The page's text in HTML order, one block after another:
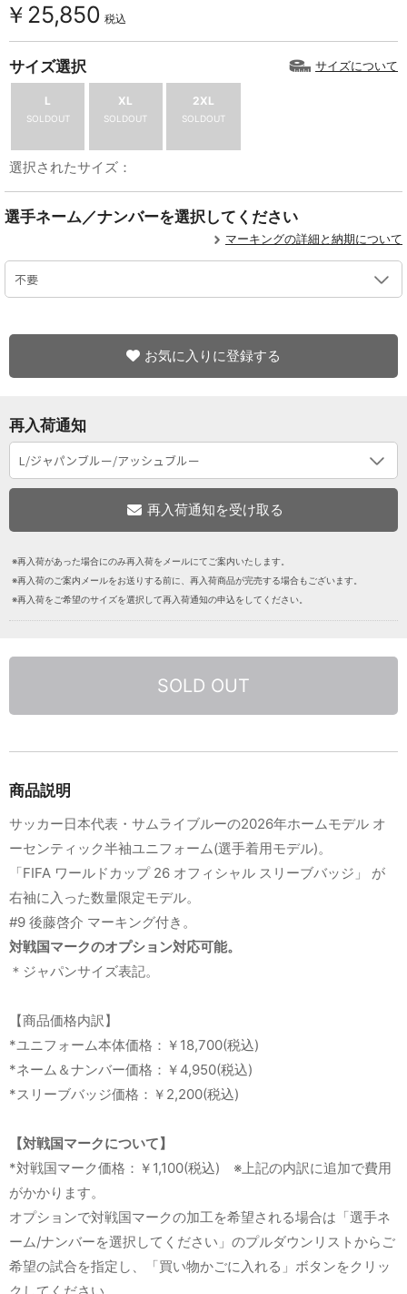
￥25,850 税込
サイズ選択 サイズについて
L
SOLDOUT
XL
SOLDOUT
2XL
SOLDOUT
選択されたサイズ：
選手ネーム／ナンバーを選択してください
マーキングの詳細と納期について
お気に入りに登録する
再入荷通知
※再入荷があった場合にのみ再入荷をメールにてご案内いたします。
※再入荷のご案内メールをお送りする前に、再入荷商品が完売する場合もございます。
※再入荷をご希望のサイズを選択して再入荷通知の申込をしてください。
SOLD OUT
商品説明
サッカー日本代表・サムライブルーの2026年ホームモデル オ
ーセンティック半袖ユニフォーム(選手着用モデル)。
「FIFA ワールドカップ 26 オフィシャル スリーブバッジ」 が
右袖に入った数量限定モデル。
#9 後藤啓介 マーキング付き。
対戦国マークのオプション対応可能。
＊ジャパンサイズ表記。
【商品価格内訳】
*ユニフォーム本体価格：￥18,700(税込)
*ネーム＆ナンバー価格：￥4,950(税込)
*スリーブバッジ価格：￥2,200(税込)
【対戦国マークについて】
*対戦国マーク価格：￥1,100(税込) ※上記の内訳に追加で費用
がかかります。
オプションで対戦国マークの加工を希望される場合は「選手ネ
ーム/ナンバーを選択してください」のプルダウンリストからご
希望の試合を指定し、「買い物かごに入れる」ボタンをクリッ